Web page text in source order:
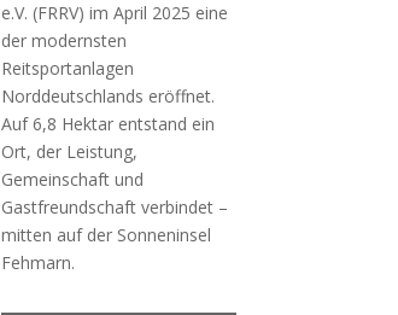
e.V. (FRRV) im April 2025 eine
der modernsten
Reitsportanlagen
Norddeutschlands eröffnet.
Auf 6,8 Hektar entstand ein
Ort, der Leistung,
Gemeinschaft und
Gastfreundschaft verbindet –
mitten auf der Sonneninsel
Fehmarn.